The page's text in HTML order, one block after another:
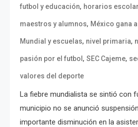
futbol y educación, horarios
maestros y alumnos, México gana
Mundial y escuelas, nivel primaria,
pasión por el futbol, SEC Cajeme,
valores del deporte
La fiebre mundialista se sintió con
municipio no se anunció
importante disminución en la